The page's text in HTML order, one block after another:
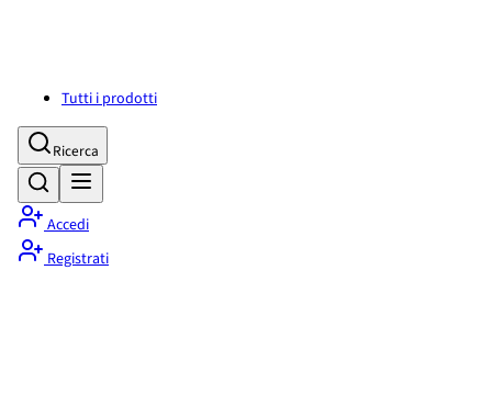
Tutti i prodotti
Ricerca
Accedi
Registrati